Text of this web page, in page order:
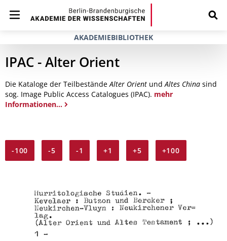
AKADEMIEBIBLIOTHEK
IPAC - Alter Orient
Die Kataloge der TeilbeständeAlter Orient undAltes China sind
sog. Image Public Access Catalogues (IPAC). mehr
Informationen...
-100 -5 -1 +1 +5 +100